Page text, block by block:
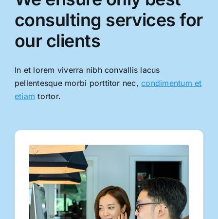
consulting services for
our clients
In et lorem viverra nibh convallis lacus
pellentesque morbi porttitor nec,condimentum et
etiam tortor.